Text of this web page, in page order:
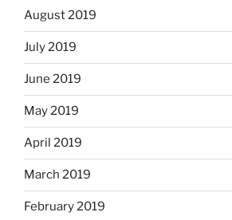
August 2019
July 2019
June 2019
May 2019
April 2019
March 2019
February 2019